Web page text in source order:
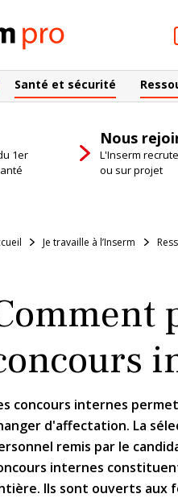
Santé et sécurité
1er
Nous
L'Inserm
ou sur projet
Je travaille à l’Inserm
concours internes
d'affectation. La
remis par le
internes
Ils sont ouverts aux